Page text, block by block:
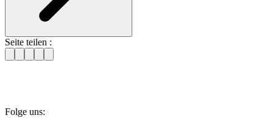
Seite teilen :
Folge uns: